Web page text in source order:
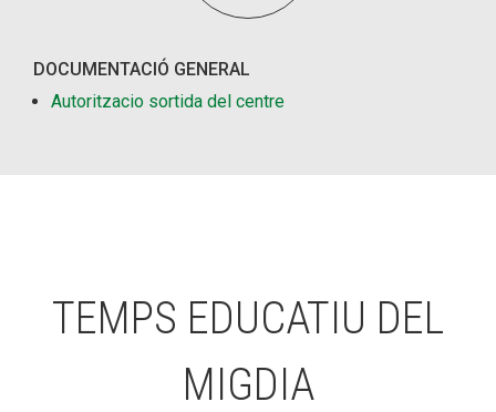
DOCUMENTACIÓ GENERAL
Autoritzacio sortida del centre
TEMPS EDUCATIU DEL
MIGDIA